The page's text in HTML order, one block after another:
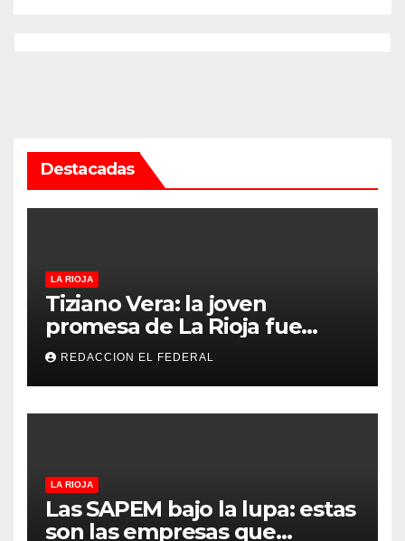
Destacadas
LA RIOJA
Tiziano Vera: la joven
promesa de La Rioja fue
convocado a la Selección
Argentina sub-15
REDACCION EL FEDERAL
LA RIOJA
Las SAPEM bajo la lupa: estas
son las empresas que